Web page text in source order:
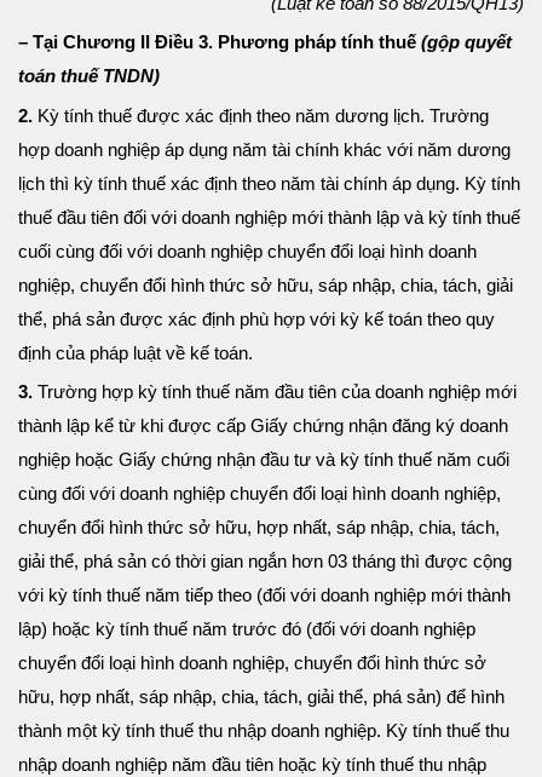
– Tại Chương II Điều 3. Phương pháp tính thuế (gộp quyết
toán thuế TNDN)
2. Kỳ tính thuế được xác định theo năm dương lịch. Trường
hợp doanh nghiệp áp dụng năm tài chính khác với năm dương
lịch thì kỳ tính thuế xác định theo năm tài chính áp dụng. Kỳ tính
thuế đầu tiên đối với doanh nghiệp mới thành lập và kỳ tính thuế
cuối cùng đối với doanh nghiệp chuyển đổi loại hình doanh
nghiệp, chuyển đổi hình thức sở hữu, sáp nhập, chia, tách, giải
thể, phá sản được xác định phù hợp với kỳ kế toán theo quy
định của pháp luật về kế toán.
3. Trường hợp kỳ tính thuế năm đầu tiên của doanh nghiệp mới
thành lập kể từ khi được cấp Giấy chứng nhận đăng ký doanh
nghiệp hoặc Giấy chứng nhận đầu tư và kỳ tính thuế năm cuối
cùng đối với doanh nghiệp chuyển đổi loại hình doanh nghiệp,
chuyển đổi hình thức sở hữu, hợp nhất, sáp nhập, chia, tách,
giải thể, phá sản có thời gian ngắn hơn 03 tháng thì được cộng
với kỳ tính thuế năm tiếp theo (đối với doanh nghiệp mới thành
lập) hoặc kỳ tính thuế năm trước đó (đối với doanh nghiệp
chuyển đổi loại hình doanh nghiệp, chuyển đổi hình thức sở
hữu, hợp nhất, sáp nhập, chia, tách, giải thể, phá sản) để hình
thành một kỳ tính thuế thu nhập doanh nghiệp. Kỳ tính thuế thu
nhập doanh nghiệp năm đầu tiên hoặc kỳ tính thuế thu nhập